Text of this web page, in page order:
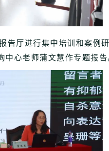
告厅进行集中培训和案例
心老师蒲文慧作专题报告